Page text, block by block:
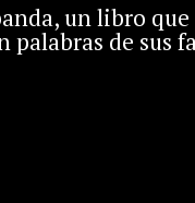
un libro que
de sus